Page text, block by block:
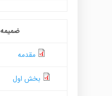
ضمیمه
مقدمه
بخش اول